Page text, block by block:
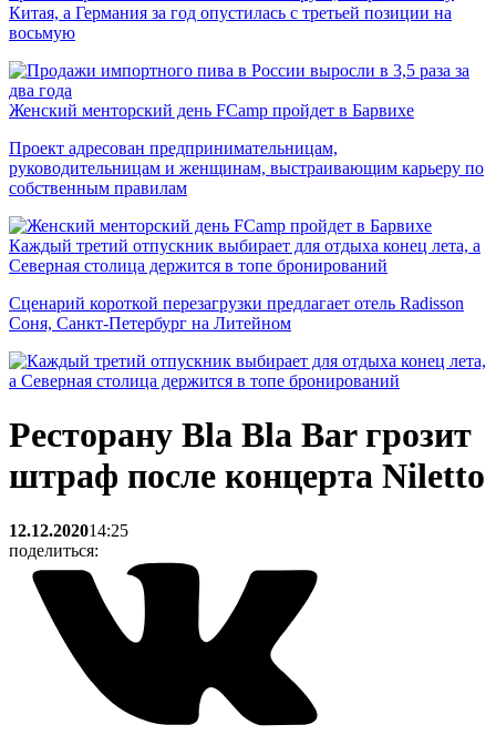
Китая, а Германия за год опустилась с третьей позиции на
восьмую
Женский менторский день FCamp пройдет в Барвихе
Проект адресован предпринимательницам,
руководительницам и женщинам, выстраивающим карьеру по
собственным правилам
Каждый третий отпускник выбирает для отдыха конец лета, а
Северная столица держится в топе бронирований
Сценарий короткой перезагрузки предлагает отель Radisson
Соня, Санкт-Петербург на Литейном
Ресторану Bla Bla Bar грозит
штраф после концерта Niletto
12.12.202014:25
поделиться: